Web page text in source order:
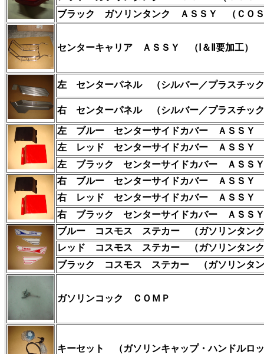
ブラック ガソリンタンク ＡＳＳＹ
（ＣＯ
センターキャリア ＡＳＳＹ （Ⅰ＆Ⅱ要加工）
左 センターパネル （シルバー／プラスチッ
右 センターパネル （シルバー／プラスチッ
左 ブルー センターサイドカバー ＡＳＳＹ
左 レッド
センターサイドカバー ＡＳＳＹ
左 ブラック
センターサイドカバー ＡＳＳ
右 ブルー センターサイドカバー ＡＳＳＹ
右 レッド センターサイドカバー ＡＳＳＹ
右 ブラック
センターサイドカバー ＡＳＳ
ブルー コスモス ステカー （ガソリンタンク
レッド コスモス ステカー （ガソリンタンク
ブラック
コスモス ステカー （ガソリンタン
ガソリンコック ＣＯＭＰ
キーセット （ガソリンキャップ・ハンドルロ